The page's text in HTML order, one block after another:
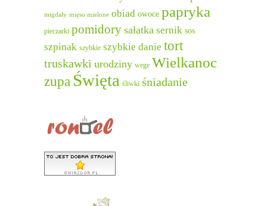
migdały mięso mielone obiad owoce papryka
pieczarki pomidory sałatka sernik sos
szpinak szybkie szybkie danie tort
truskawki urodziny wege Wielkanoc
zupa Święta śliwki śniadanie